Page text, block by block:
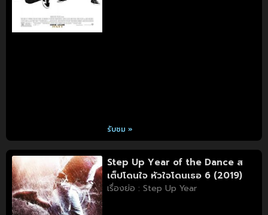
รับชม »
Step Up Year of the Dance ส
เต็ปโดนใจ หัวใจโดนเธอ 6 (2019)
เรื่องย่อ : Step Up Year